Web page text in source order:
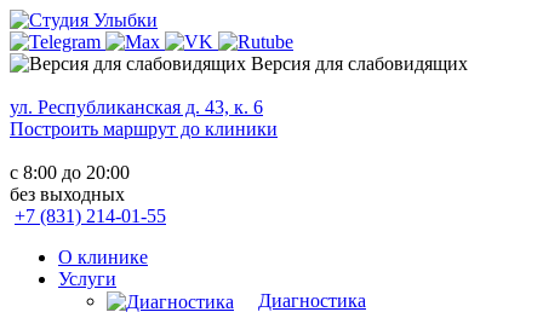
Версия для слабовидящих
ул. Республиканская д. 43, к. 6
Построить маршрут до клиники
с 8:00 до 20:00
без выходных
+7 (831) 214-01-55
О клинике
Услуги
Диагностика